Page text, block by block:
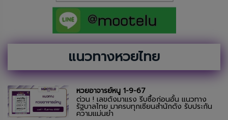
แนวทางหวยไทย
หวยอาจารย์หนู 1-9-67
ด่วน ! เลขดังมาแรง รีบซื้อก่อนอั้น แนวทาง
รัฐบาลไทย มาครบทุกเซียนสำนักดัง รับประกัน
ความแม่นยำ